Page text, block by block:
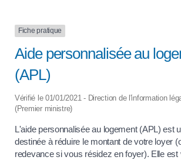
Fiche pratique
Aide personnalisée au
(APL)
Vérifié le 01/01/2021 - Direction de l'information
(Premier ministre)
L'aide personnalisée au logement (APL) est
destinée à réduire le montant de votre loyer
redevance si vous résidez en foyer). Elle